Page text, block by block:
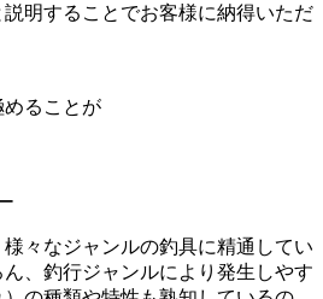
明することでお客様に納得いただ
ることが
々なジャンルの釣具に精通してい
、釣行ジャンルにより発生しやす